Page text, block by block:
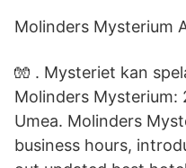
Molinders Mysterium
🧤 ️. Mysteriet kan
Molinders Mysterium:
Umea. Molinders
business hours,